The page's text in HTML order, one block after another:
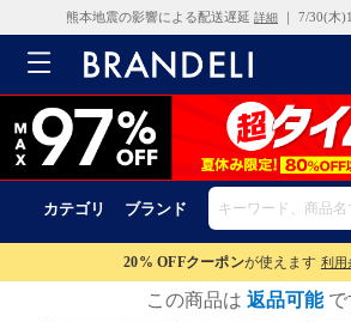
熊本地震の影響による配送遅延 詳細 ｜ 7/30(木
カテゴリ ブランド
20% OFFクーポンが使えます 利用
この商品は 返品可能 で